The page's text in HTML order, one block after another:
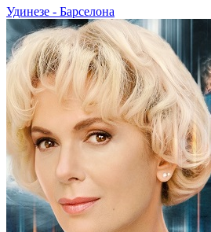
Удинезе - Барселона